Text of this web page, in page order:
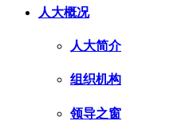
人大概况
人大简介
组织机构
领导之窗